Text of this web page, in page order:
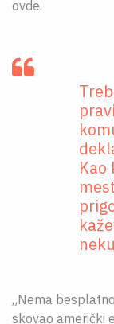
ovde.
Kao
„Nema
skovao američki